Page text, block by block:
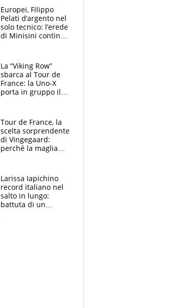
e compagni
continuare
Europei, Filippo
Pelati d’argento nel
solo tecnico: l’erede
di Minisini continua
mirino
La “Viking Row”
sbarca al Tour de
France: la Uno-X
porta in gruppo il
compagni
Tour de France, la
scelta sorprendente
di Vingegaard:
perché la maglia
rischio da evitare
Larissa Iapichino
record italiano nel
salto in lungo:
battuta di un